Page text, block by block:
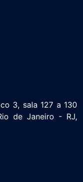
3, sala 127 a 130
de Janeiro - RJ,